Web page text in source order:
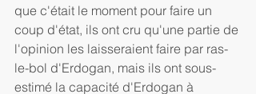
que c'était le moment pour faire un
coup d'état, ils ont cru qu'une partie de
l'opinion les laisseraient faire par ras-
le-bol d'Erdogan, mais ils ont sous-
estimé la capacité d'Erdogan à